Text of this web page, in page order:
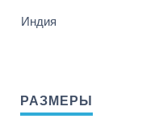
Индия